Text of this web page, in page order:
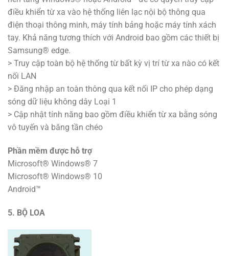
điều khiển từ xa vào hệ thống liên lạc nội bộ thông qua
điện thoại thông minh, máy tính bảng hoặc máy tính xách
tay. Khả năng tương thích với Android bao gồm các thiết bị
Samsung® edge.
> Truy cập toàn bộ hệ thống từ bất kỳ vị trí từ xa nào có kết
nối LAN
> Đăng nhập an toàn thông qua kết nối IP cho phép dạng
sóng dữ liệu không dây Loại 1
> Cập nhật tính năng bao gồm điều khiển từ xa bằng sóng
vô tuyến và băng tần chéo
Phần mềm được hỗ trợ
Microsoft® Windows® 7
Microsoft® Windows® 10
Android™
5. BỘ LOA